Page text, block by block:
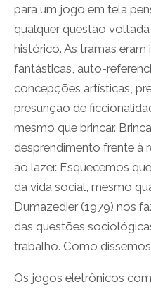
para um jogo em tela
qualquer questão
histórico. As tramas eram
fantásticas, auto-
concepções artísticas,
presunção de
mesmo que brincar.
desprendimento frente à
ao lazer. Esquecemos
da vida social, mesmo
Dumazedier (1979) nos
das questões
trabalho. Como
Os jogos eletrônicos